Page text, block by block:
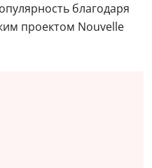
благодаря
проектом Nouvelle